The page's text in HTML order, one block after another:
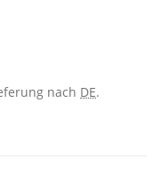
nach DE.